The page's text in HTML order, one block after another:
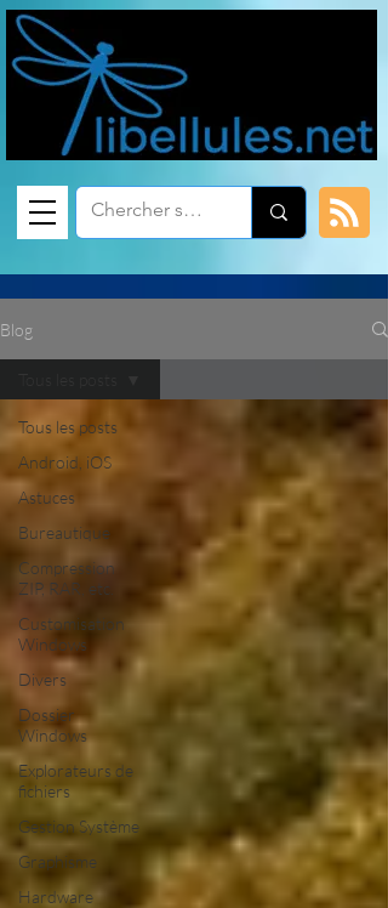
Blog
Tous les posts
Android, iOS
Astuces
Bureautique
Compression
ZIP, RAR, etc.
Customisation
Windows
Divers
Dossier
Windows
Explorateurs de
fichiers
Gestion Système
Graphisme
Hardware